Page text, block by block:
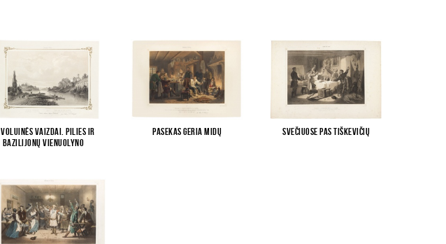
Voluinės vaizdai. Pilies ir
bazilijonų vienuolyno
Pasekas geria midų Svečiuose pas Tiškevičių